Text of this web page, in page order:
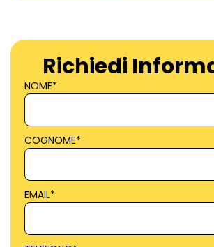
Richiedi
NOME*
COGNOME*
EMAIL*